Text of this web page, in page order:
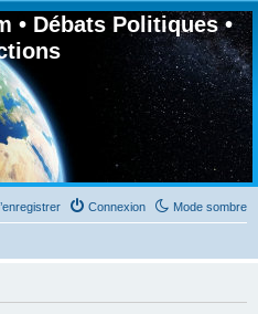
• Débats Politiques •
Mode sombre
Connexion